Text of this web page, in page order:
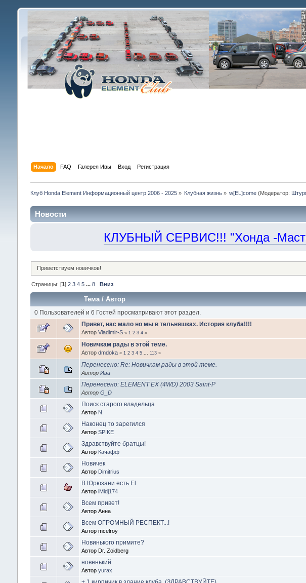
Начало FAQ Галерея Ивы Вход Регистрация
Клуб Honda Element Информационный центр 2006 - 2025» Клубная жизнь » w[EL]come (Модератор:
Новости
КЛУБНЫЙ СЕРВИС!!! "Хонда -
Приветствуем новичков!
Страницы: [1] 2 3 4 5 ... 8 Вниз
Тема/ Автор
0 Пользователей и 6 Гостей просматривают этот раздел.
Привет, нас мало но мы в тельняшках. История клуба!!!!
Автор Vladimir-S « 1 2 3 4»
Новичкам рады в этой теме.
Автор dmdoka « 1 2 3 4 5 113»
Перенесено: Re: Новичкам рады в этой теме.
Автор Ива
Перенесено: ELEMENT EX (4WD) 2003 Saint-P
Автор G_D
Поиск старого владельца
Автор N.
Наконец то зарегился
Автор SPIKE
Здравствуйте братцы!
Автор Качафф
Новичек
Автор Dimitrius
В Юрюзани есть El
Автор iMidj174
Всем привет!
Автор Анна
Всем ОГРОМНЫЙ РЕСПЕКТ...!
Автор mcelroy
Новинького примите?
Автор Dr. Zoidberg
новенький
Автор yurax